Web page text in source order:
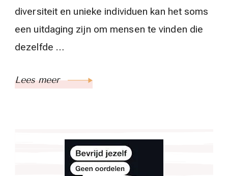
diversiteit en unieke individuen kan het soms
een uitdaging zijn om mensen te vinden die
dezelfde …
Lees meer